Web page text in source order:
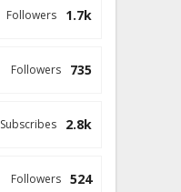
1.7k
Followers
735
Followers
2.8k
Subscribes
524
Followers